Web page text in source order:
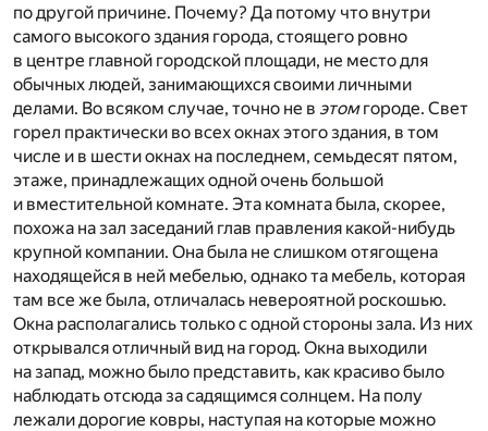
по другой причине. Почему? Да потому что внутри
самого высокого здания города, стоящего ровно
в центре главной городской площади, не место для
обычных людей, занимающихся своими личными
делами. Во всяком случае, точно не в этомгороде. Свет
горел практически во всех окнах этого здания, в том
числе и в шести окнах на последнем, семьдесят пятом,
этаже, принадлежащих одной очень большой
и вместительной комнате. Эта комната была, скорее,
похожа на зал заседаний глав правления какой-нибудь
крупной компании. Она была не слишком отягощена
находящейся в ней мебелью, однако та мебель, которая
там все же была, отличалась невероятной роскошью.
Окна располагались только с одной стороны зала. Из них
открывался отличный вид на город. Окна выходили
на запад, можно было представить, как красиво было
наблюдать отсюда за садящимся солнцем. На полу
лежали дорогие ковры, наступая на которые можно